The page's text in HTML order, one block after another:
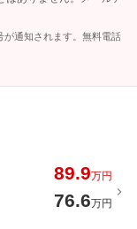
通知されます。無料電話
89.9万円
76.6万円